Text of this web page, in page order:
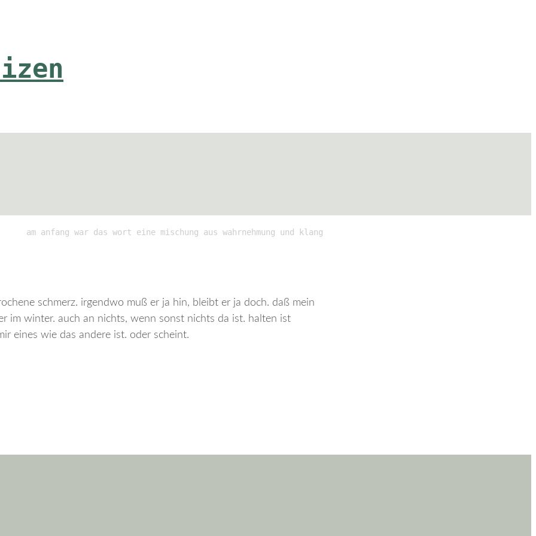
am anfang war das wort eine mischung aus wahrnehmung und klang
schmerz. irgendwo muß er ja hin, bleibt er ja doch. daß mein
im winter. auch an nichts, wenn sonst nichts da ist. halten ist
eines wie das andere ist. oder scheint.